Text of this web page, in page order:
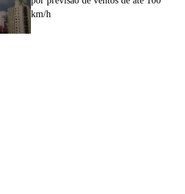
km/h